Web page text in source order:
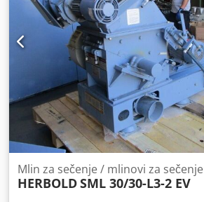
Mlin za sečenje / mlinovi za sečenje
HERBOLDSML 30/30-L3-2 EV